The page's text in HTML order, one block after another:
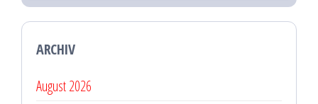
ARCHIV
August 2026